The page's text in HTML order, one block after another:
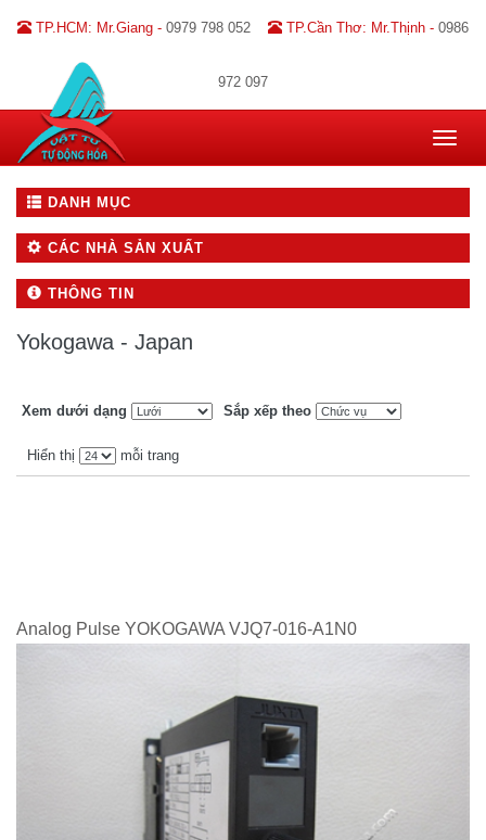
TP.HCM: Mr.Giang - 0979 798 052 TP.Cần Thơ: Mr.Thịnh - 0986
972 097
Toggle
DANH MỤC
CÁC NHÀ SẢN XUẤT
THÔNG TIN
Yokogawa - Japan
Xem dưới dạng Sắp xếp theo
Hiển thị mỗi trang
Analog Pulse YOKOGAWA VJQ7-016-A1N0